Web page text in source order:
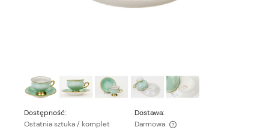
Dostępność:
Ostatnia sztuka / komplet
Dostawa:
Darmowa